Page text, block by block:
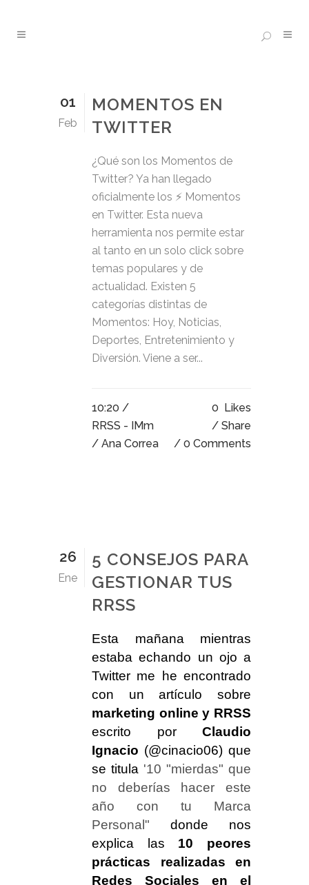
01
Feb
MOMENTOS EN
TWITTER
¿Qué son los Momentos de
Twitter? Ya han llegado
oficialmente los ⚡️ Momentos
en Twitter. Esta nueva
herramienta nos permite estar
al tanto en un solo click sobre
temas populares y de
actualidad. Existen 5
categorías distintas de
Momentos: Hoy, Noticias,
Deportes, Entretenimiento y
Diversión. Viene a ser...
10:20 /
RRSS - IMm
/ Ana Correa
0 Likes
Share
0 Comments
26
Ene
5 CONSEJOS PARA
GESTIONAR TUS
RRSS
Esta mañana mientras
estaba echando un ojo a
Twitter me he encontrado
con un artículo sobre
marketing online y RRSS
escrito por Claudio
Ignacio (@cinacio06) que
se titula '10 "mierdas" que
no deberías hacer este
año con tu Marca
Personal" donde nos
explica las 10 peores
prácticas realizadas en
Redes Sociales en el